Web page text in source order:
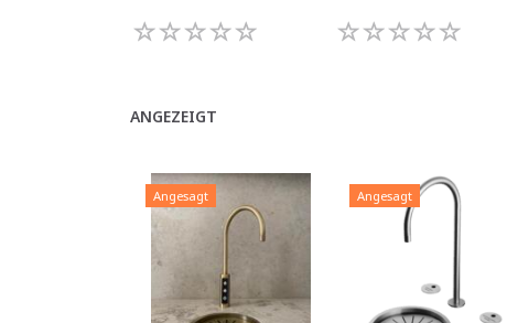
ANGEZEIGT
Angesagt Angesagt